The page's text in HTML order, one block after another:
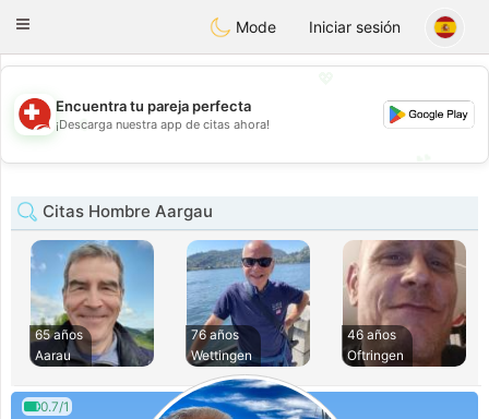
Suissi
Toggle
Mode Iniciar sesión
💖
💕
Encuentra tu pareja perfecta
¡Descarga nuestra app de citas ahora!
Citas Hombre Aargau
65 años
Aarau
76 años
Wettingen
46 años
Oftringen
0.7/1